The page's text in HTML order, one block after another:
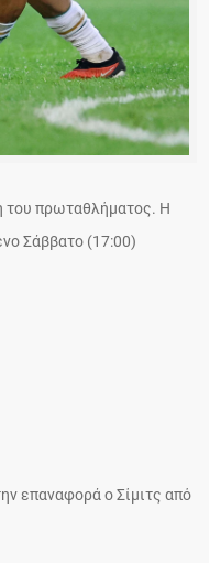
του πρωταθλήματος. Η
Σάββατο (17:00)
επαναφορά ο Σίμιτς από